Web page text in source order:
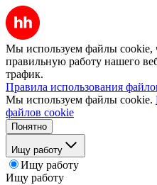
Мы используем файлы cookie,
правильную работу нашего
трафик.
Правила использования
Мы используем файлы cookie.
файлов cookie
Понятно
Ищу работу
Ищу работу
Ищу работу